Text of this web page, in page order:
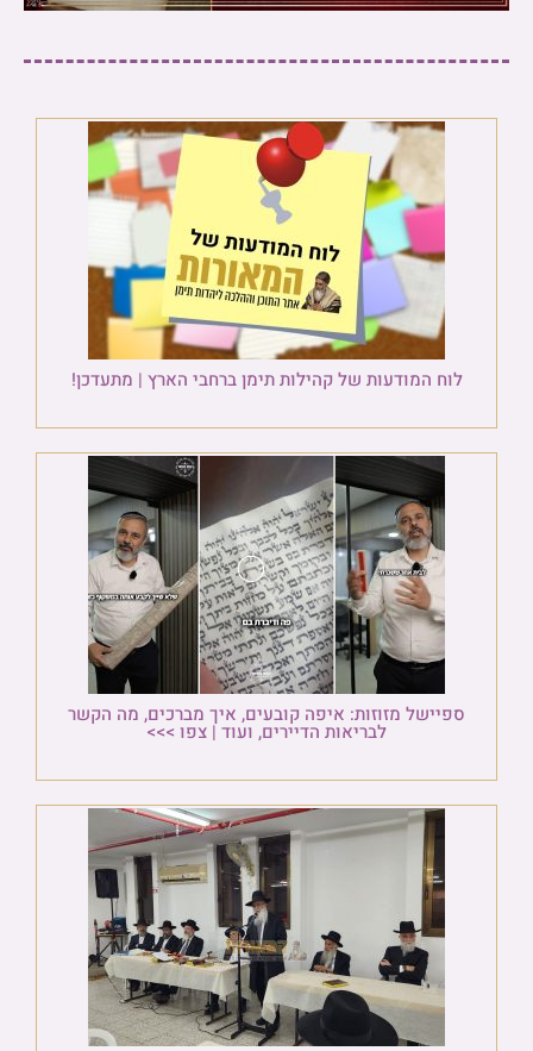
לוח המודעות של קהילות תימן ברחבי הארץ | מתעדכן!
ספיישל מזוזות: איפה קובעים, איך מברכים, מה הקשר
לבריאות הדיירים, ועוד | צפו >>>